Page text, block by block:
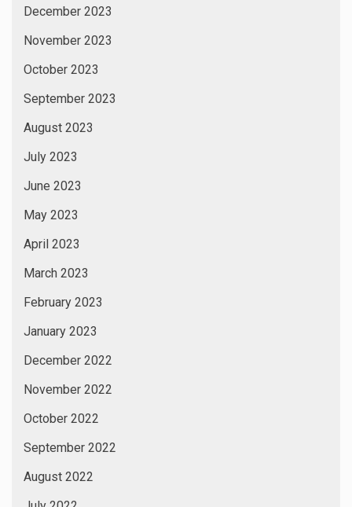
December 2023
November 2023
October 2023
September 2023
August 2023
July 2023
June 2023
May 2023
April 2023
March 2023
February 2023
January 2023
December 2022
November 2022
October 2022
September 2022
August 2022